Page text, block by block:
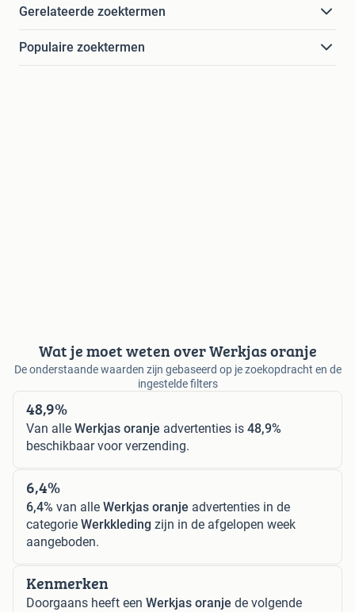
Gerelateerde zoektermen
Populaire zoektermen
Wat je moet weten over Werkjas oranje
De onderstaande waarden zijn gebaseerd op je zoekopdracht en de
ingestelde filters
48,9%
Van alle Werkjas oranje advertenties is 48,9%
beschikbaar voor verzending.
6,4%
6,4% van alle Werkjas oranje advertenties in de
categorie Werkkleding zijn in de afgelopen week
aangeboden.
Kenmerken
Doorgaans heeft een Werkjas oranje de volgende